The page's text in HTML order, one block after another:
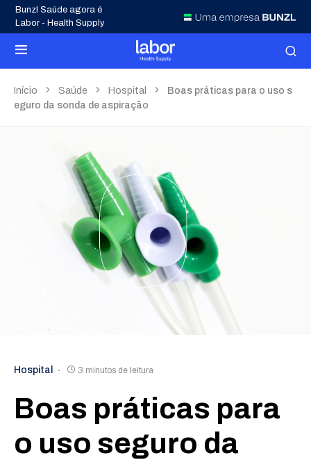
Bunzl Saúde agora é
Labor - Health Supply
Início Saúde Hospital
Boas práticas para o uso s
eguro da sonda de aspiração
Hospital 3 minutos de leitura
Boas práticas para
o uso seguro da